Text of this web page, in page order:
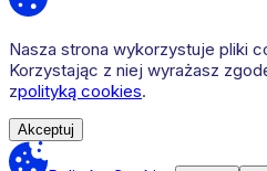
Nasza strona wykorzystuje pliki
Korzystając z niej wyrażasz
zpolityką cookies.
Akceptuj